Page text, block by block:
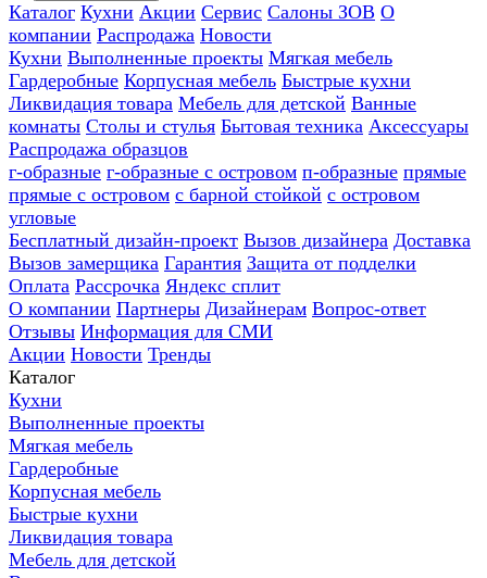
Каталог Кухни Акции Сервис Салоны ЗОВ О
компании Распродажа Новости
Кухни Выполненные проекты Мягкая мебель
Гардеробные Корпусная мебель Быстрые кухни
Ликвидация товара Мебель для детской Ванные
комнаты Столы и стулья Бытовая техника Аксессуары
Распродажа образцов
г-образные г-образные с островом п-образные прямые
прямые с островом с барной стойкой с островом
угловые
Бесплатный дизайн-проект Вызов дизайнера Доставка
Вызов замерщика Гарантия Защита от подделки
Оплата Рассрочка Яндекс сплит
О компании Партнеры Дизайнерам Вопрос-ответ
Отзывы Информация для СМИ
Акции Новости Тренды
Каталог
Кухни
Выполненные проекты
Мягкая мебель
Гардеробные
Корпусная мебель
Быстрые кухни
Ликвидация товара
Мебель для детской